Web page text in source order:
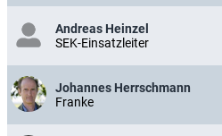
Andreas Heinzel
SEK-Einsatzleiter
Johannes Herrschmann
Franke